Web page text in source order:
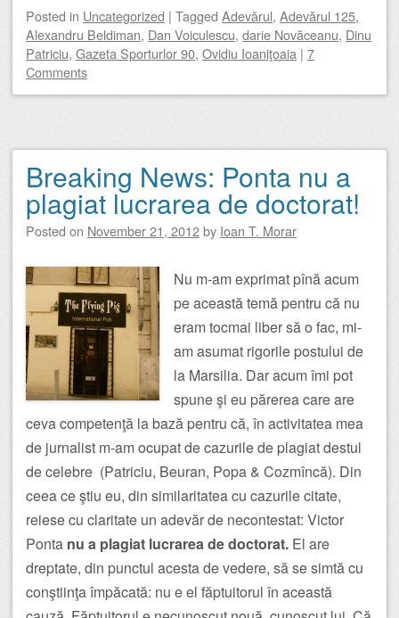
Posted in Uncategorized | Tagged Adevărul, Adevărul 125,
Alexandru Beldiman, Dan Voiculescu, darie Novăceanu, Dinu
Patriciu, Gazeta Sporturlor 90, Ovidiu Ioaniţoaia | 7
Comments
Breaking News: Ponta nu a
plagiat lucrarea de doctorat!
Posted on November 21, 2012by Ioan T. Morar
Nu m-am exprimat pînă acum
pe această temă pentru că nu
eram tocmai liber să o fac, mi-
am asumat rigorile postului de
la Marsilia. Dar acum îmi pot
spune şi eu părerea care are
ceva competenţă la bază pentru că, în activitatea mea
de jurnalist m-am ocupat de cazurile de plagiat destul
de celebre (Patriciu, Beuran, Popa & Cozmîncă). Din
ceea ce ştiu eu, din similaritatea cu cazurile citate,
reiese cu claritate un adevăr de necontestat: Victor
Ponta nu a plagiat lucrarea de doctorat. El are
dreptate, din punctul acesta de vedere, să se simtă cu
conştiinţa împăcată: nu e el făptuitorul în această